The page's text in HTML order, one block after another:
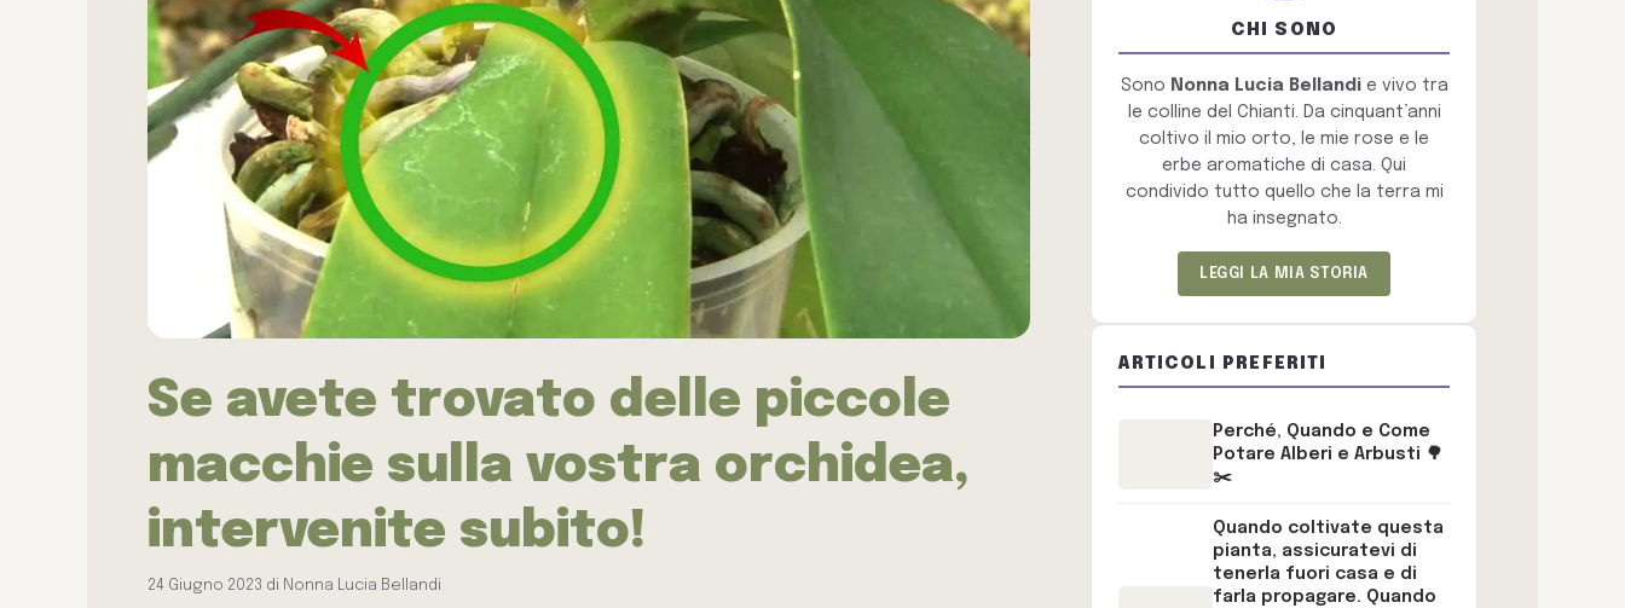
Se avete trovato delle piccole
macchie sulla vostra orchidea,
intervenite subito!
24 Giugno 2023 di Nonna Lucia Bellandi
CHI SONO
Sono Nonna Lucia Bellandie vivo tra
le colline del Chianti. Da cinquant’anni
coltivo il mio orto, le mie rose e le
erbe aromatiche di casa. Qui
condivido tutto quello che la terra mi
ha insegnato.
LEGGI LA MIA STORIA
ARTICOLI PREFERITI
Perché, Quando e Come
Potare Alberi e Arbusti 🌳
✂️
Quando coltivate questa
pianta, assicuratevi di
tenerla fuori casa e di
farla propagare. Quando